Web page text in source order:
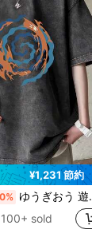
¥1,231 節約
ゆうぎおう 遊戯王 OCG デュエルモンスターズ アニメ 漫画 ウォッシュTシャツ メンズ/レディース スポーツ 夏服 トップス 半袖 無地 通気性 ファッション ゆったり おもしろウォッシュTシャツ
100+ sold